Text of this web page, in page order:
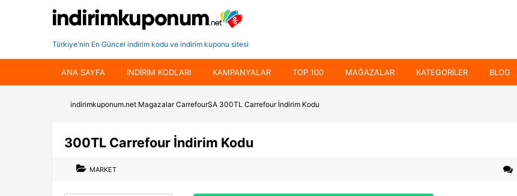
Türkiye'nin En Güncel indirim kodu ve indirim kuponu sitesi
ANA SAYFA INDIRIM KODLARI KAMPANYALAR TOP 100 MAĞAZALAR KATEGORILER BLOG
indirimkuponum.net Magazalar CarrefourSA 300TL Carrefour İndirim Kodu
300TL Carrefour İndirim Kodu
MARKET